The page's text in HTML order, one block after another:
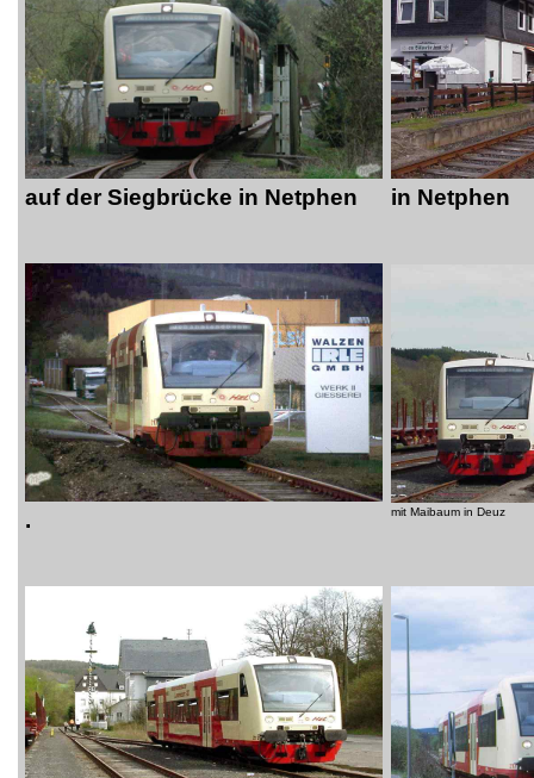
auf der Siegbrücke in Netphen in Netphen
. mit Maibaum in Deuz